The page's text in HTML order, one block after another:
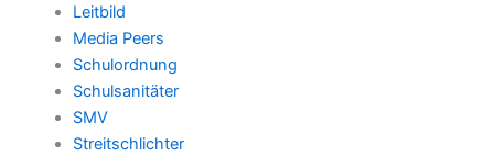
Leitbild
Media Peers
Schulordnung
Schulsanitäter
SMV
Streitschlichter